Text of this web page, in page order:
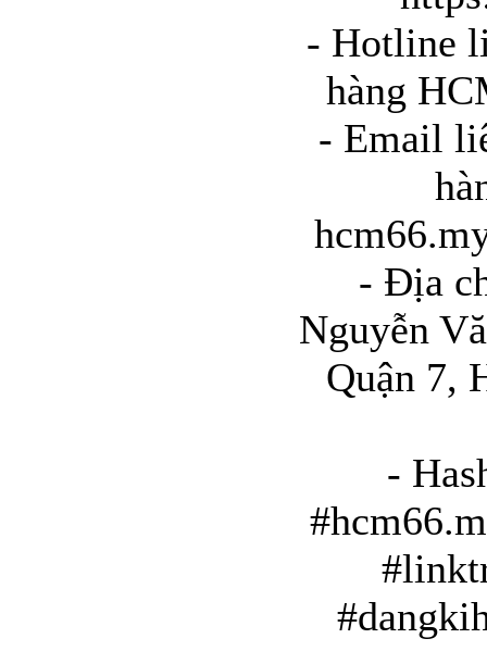
- Hotline
hàng
- Email
- Địa
Nguyễn
Quận 7,
-